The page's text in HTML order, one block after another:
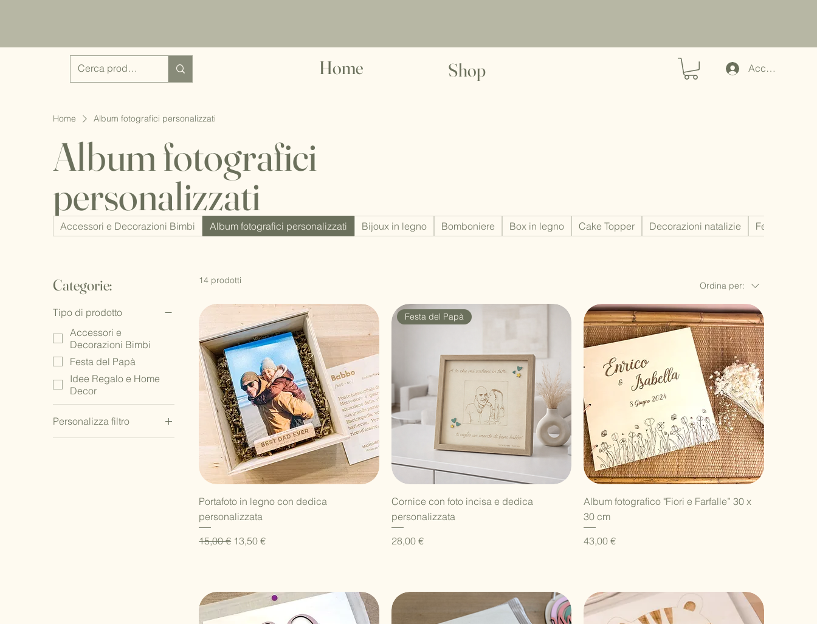
Home Shop Accedi
Home Album fotografici personalizzati
Album fotografici
personalizzati
Accessori e Decorazioni Bimbi Album fotografici personalizzati Bijoux in legno Bomboniere Box in legno Cake Topper Decorazioni natalizie Festa del
Categorie:
Tipo di prodotto
Accessori e
Decorazioni Bimbi
Festa del Papà
Idee Regalo e Home
Decor
Personalizza filtro
Accessori e
14 prodotti Ordina per:
Vista rapida
Portafoto in legno con dedica
personalizzata
Prezzo regolare
15,00 € Prezzo scontato
13,50 €
Vista rapida
Festa del Papà
Cornice con foto incisa e dedica
personalizzata
Prezzo
28,00 €
Vista rapida
Album fotografico "Fiori e Farfalle” 30 x
30 cm
Prezzo
43,00 €